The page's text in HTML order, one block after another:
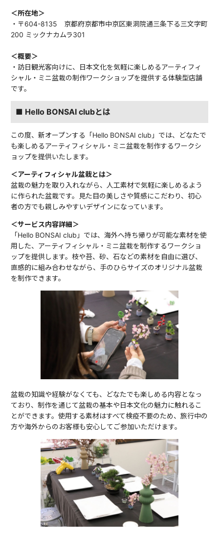
＜所在地＞
・〒604-8135 京都府京都市中京区東洞院通三条下る三文字町
200 ミックナカムラ301
＜概要＞
・訪日観光客向けに、日本文化を気軽に楽しめるアーティフィ
シャル・ミニ盆栽の制作ワークショップを提供する体験型店舗
です。
■ Hello BONSAI clubとは
この度、新オープンする「Hello BONSAI club」では、どなたで
も楽しめるアーティフィシャル・ミニ盆栽を制作するワークシ
ョップを提供いたします。
＜アーティフィシャル盆栽とは＞
盆栽の魅力を取り入れながら、人工素材で気軽に楽しめるよう
に作られた盆栽です。見た目の美しさや質感にこだわり、初心
者の方でも親しみやすいデザインになっています。
＜サービス内容詳細＞
「Hello BONSAI club」では、海外へ持ち帰りが可能な素材を使
用した、アーティフィシャル・ミニ盆栽を制作するワークショ
ップを提供します。枝や苔、砂、石などの素材を自由に選び、
直感的に組み合わせながら、手のひらサイズのオリジナル盆栽
を制作できます。
盆栽の知識や経験がなくても、どなたでも楽しめる内容となっ
ており、制作を通じて盆栽の基本や日本文化の魅力に触れるこ
とができます。使用する素材はすべて検疫不要のため、旅行中の
方や海外からのお客様も安心してご参加いただけます。